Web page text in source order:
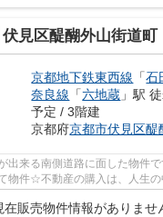
伏見区醍醐外山街道町
京都地下鉄東西線 「石
奈良線 「六地蔵 」駅
予定 / 3階建
京都府京都市伏見区醍
出来る南側道路に面した物件
物件☆不動産の購入は、人生の
不動産購入をしっか...
在販売物件情報がありませ